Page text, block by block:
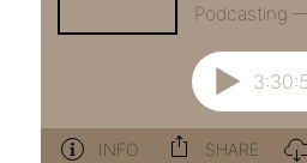
a
t
n
a